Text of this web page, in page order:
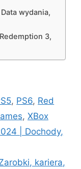
wydania,
3,
, PS6, Red
, XBox
| Dochody,
kariera,